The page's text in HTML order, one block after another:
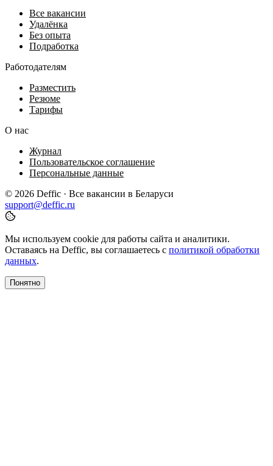
Все вакансии
Удалёнка
Без опыта
Подработка
Работодателям
Разместить
Резюме
Тарифы
О нас
Журнал
Пользовательское соглашение
Персональные данные
© 2026 Deffic · Все вакансии в Беларуси
support@deffic.ru
Мы используем cookie для работы сайта и аналитики.
Оставаясь на Deffic, вы соглашаетесь с политикой обработки
данных.
Понятно